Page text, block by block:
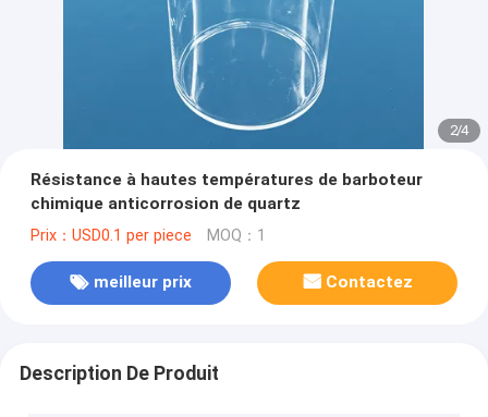
2/4
Résistance à hautes températures de barboteur
chimique anticorrosion de quartz
Prix：USD0.1 per piece MOQ：1
meilleur prix Contactez
Description De Produit